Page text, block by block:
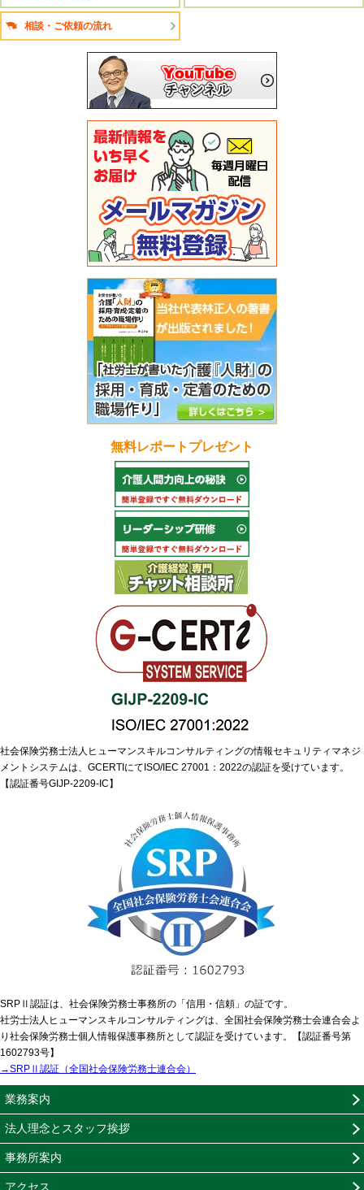
相談・ご依頼の流れ
無料レポートプレゼント
社会保険労務士法人ヒューマンスキルコンサルティングの情報セキュリティマネジ
メントシステムは、GCERTIにてISO/IEC 27001：2022の認証を受けています。
【認証番号GIJP-2209-IC】
SRPⅡ認証は、社会保険労務士事務所の「信用・信頼」の証です。
社労士法人ヒューマンスキルコンサルティングは、全国社会保険労務士会連合会よ
り社会保険労務士個人情報保護事務所として認証を受けています。【認証番号第
1602793号】
→SRPⅡ認証（全国社会保険労務士連合会）
業務案内
法人理念とスタッフ挨拶
事務所案内
アクセス